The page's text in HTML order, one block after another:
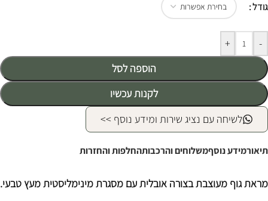
גודל
-
+
הוספה לסל
לקנות עכשיו
לשיחה עם נציג שירות ומידע נוסף >>
תיאורמידע נוסףמשלוחים והרכבותהחלפות והחזרות
מראת גוף מעוצבת בצורה אובלית עם מסגרת מינימליסטית מעץ טבעי.